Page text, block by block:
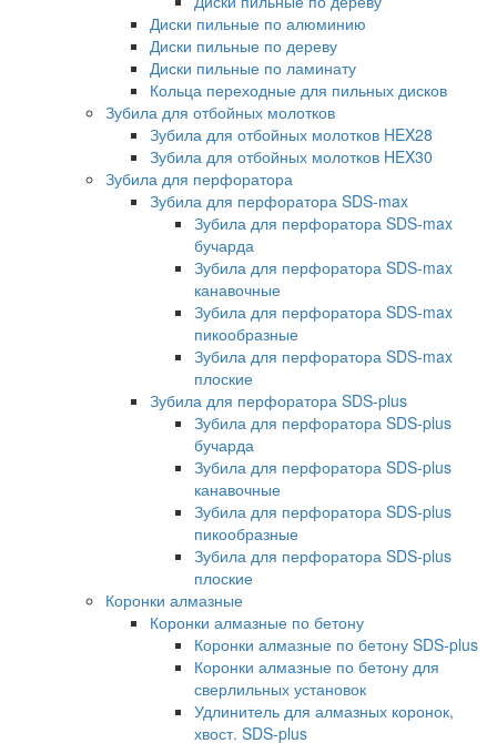
Диски пильные по алюминию
Диски пильные по дереву
Диски пильные по ламинату
Кольца переходные для пильных дисков
Зубила для отбойных молотков
Зубила для отбойных молотков HEX28
Зубила для отбойных молотков HEX30
Зубила для перфоратора
Зубила для перфоратора SDS-max
Зубила для перфоратора SDS-max
бучарда
Зубила для перфоратора SDS-max
канавочные
Зубила для перфоратора SDS-max
пикообразные
Зубила для перфоратора SDS-max
плоские
Зубила для перфоратора SDS-plus
Зубила для перфоратора SDS-plus
бучарда
Зубила для перфоратора SDS-plus
канавочные
Зубила для перфоратора SDS-plus
пикообразные
Зубила для перфоратора SDS-plus
плоские
Коронки алмазные
Коронки алмазные по бетону
Коронки алмазные по бетону SDS-plus
Коронки алмазные по бетону для
сверлильных установок
Удлинитель для алмазных коронок,
хвост. SDS-plus